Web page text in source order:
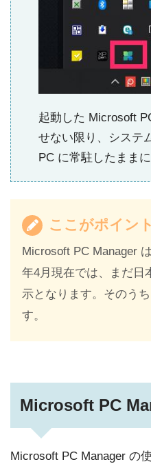
起動した Microsoft
せない限り、システ
PC に常駐したままに
ここがポイン
Microsoft PC Manager
年4月現在では、まだ日
示となります。そのう
す。
Microsoft PC
Microsoft PC Manager の